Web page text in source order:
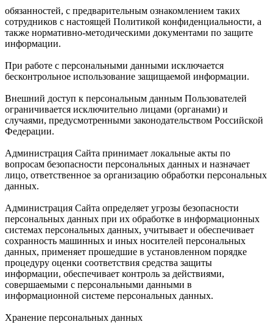
обязанностей, с предварительным ознакомлением таких
сотрудников с настоящей Политикой конфиденциальности, а
также нормативно-методическими документами по защите
информации.
При работе с персональными данными исключается
бесконтрольное использование защищаемой информации.
Внешний доступ к персональным данным Пользователей
ограничивается исключительно лицами (органами) и
случаями, предусмотренными законодательством Российской
Федерации.
Администрация Сайта принимает локальные акты по
вопросам безопасности персональных данных и назначает
лицо, ответственное за организацию обработки персональных
данных.
Администрация Сайта определяет угрозы безопасности
персональных данных при их обработке в информационных
системах персональных данных, учитывает и обеспечивает
сохранность машинных и иных носителей персональных
данных, применяет прошедшие в установленном порядке
процедуру оценки соответствия средства защиты
информации, обеспечивает контроль за действиями,
совершаемыми с персональными данными в
информационной системе персональных данных.
Хранение персональных данных